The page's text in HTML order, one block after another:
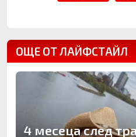
ОЩЕ ОТ ЛАЙФСТАЙЛ
4 месеца след